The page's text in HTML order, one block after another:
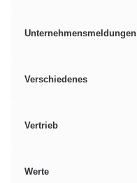
Unternehmensmeldungen
Verschiedenes
Vertrieb
Werte